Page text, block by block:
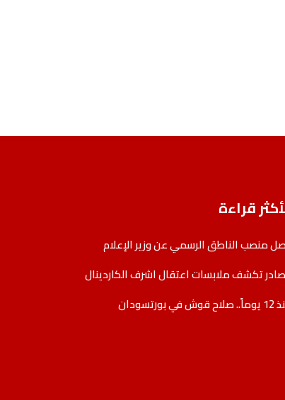
قراءة
منصب الناطق الرسمي عن وزير الإعلام
تكشف ملابسات اعتقال اشرف الكاردينال
في بورتسودان